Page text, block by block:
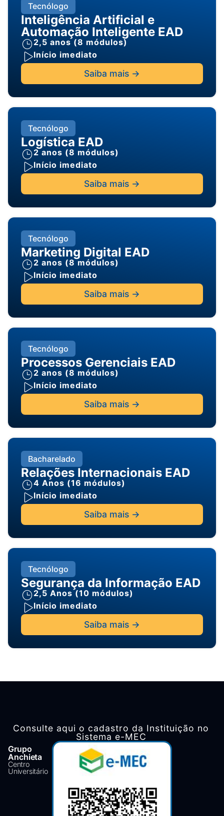
Tecnólogo
Inteligência Artificial e
Automação Inteligente EAD
2,5 anos (8 módulos)
Início imediato
Saiba mais ->
Tecnólogo
Logística EAD
2 anos (8 módulos)
Início imediato
Saiba mais ->
Tecnólogo
Marketing Digital EAD
2 anos (8 módulos)
Início imediato
Saiba mais ->
Tecnólogo
Processos Gerenciais EAD
2 anos (8 módulos)
Início imediato
Saiba mais ->
Bacharelado
Relações Internacionais EAD
4 Anos (16 módulos)
Início imediato
Saiba mais ->
Tecnólogo
Segurança da Informação EAD
2,5 Anos (10 módulos)
Início imediato
Saiba mais ->
Grupo
Anchieta
Centro
Universitário
Consulte aqui o cadastro da Instituição no
Sistema e-MEC